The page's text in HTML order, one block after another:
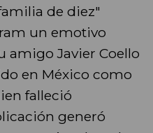
de diez"
un emotivo
amigo Javier Coello
en México como
falleció
generó